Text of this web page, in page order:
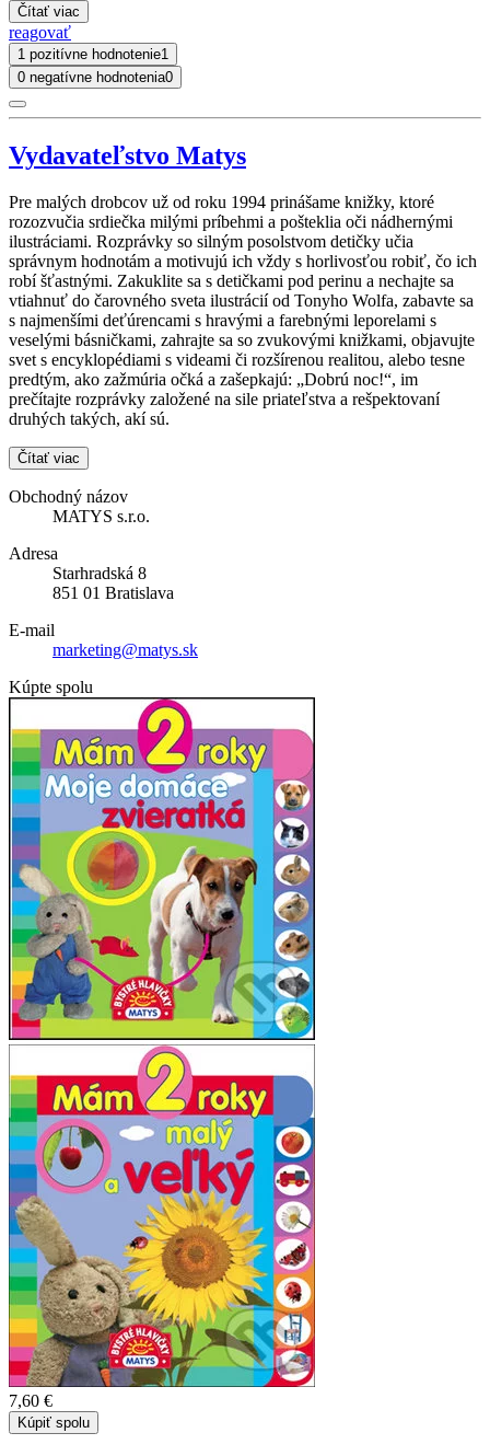
Čítať viac
reagovať
1 pozitívne hodnotenie1
0 negatívne hodnotenia0
Vydavateľstvo Matys
Pre malých drobcov už od roku 1994 prinášame knižky, ktoré
rozozvučia srdiečka milými príbehmi a pošteklia oči nádhernými
ilustráciami. Rozprávky so silným posolstvom detičky učia
správnym hodnotám a motivujú ich vždy s horlivosťou robiť, čo ich
robí šťastnými. Zakuklite sa s detičkami pod perinu a nechajte sa
vtiahnuť do čarovného sveta ilustrácií od Tonyho Wolfa, zabavte sa
s najmenšími deťúrencami s hravými a farebnými leporelami s
veselými básničkami, zahrajte sa so zvukovými knižkami, objavujte
svet s encyklopédiami s videami či rozšírenou realitou, alebo tesne
predtým, ako zažmúria očká a zašepkajú: „Dobrú noc!“, im
prečítajte rozprávky založené na sile priateľstva a rešpektovaní
druhých takých, akí sú.
Čítať viac
Obchodný názov
MATYS s.r.o.
Adresa
Starhradská 8
851 01 Bratislava
E-mail
marketing@matys.sk
Kúpte spolu
7,60 €
Kúpiť spolu